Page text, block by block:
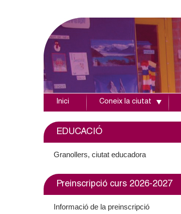
j
t
Inici Coneix la ciutat
EDUCACIÓ
Granollers, ciutat educadora
Preinscripció curs 2026-2027
Informació de la preinscripció